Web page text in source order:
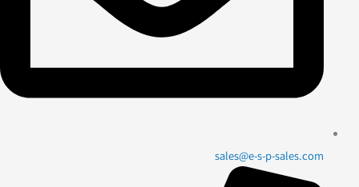
sales@e-s-p-sales.com